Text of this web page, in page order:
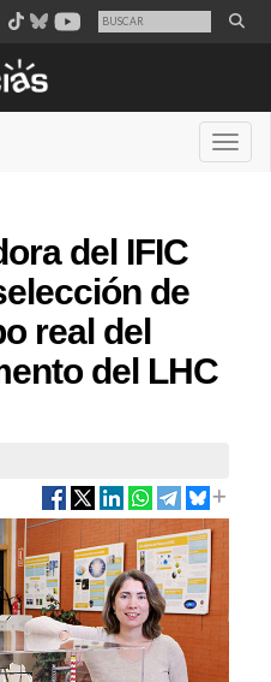
del IFIC
de
real del
del LHC